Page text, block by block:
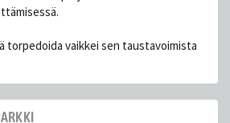
torpedoida vaikkei sen taustavoimista